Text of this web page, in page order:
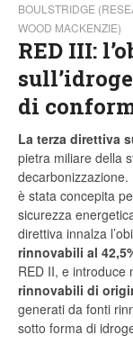
BOULSTRIDGE
WOOD MACKENZIE)
RED III:
di
La terza direttiva
pietra miliare della
è stata concepita
sicurezza
direttiva innalza
rinnovabili al
RED II, e introduce
rinnovabili di
generati da fonti
sotto forma di